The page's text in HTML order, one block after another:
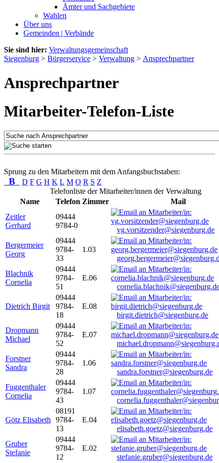
Ämter und Sachgebiete
Wahlen
Über uns
Gemeinden | Verbände
Sie sind hier: Verwaltungsgemeinschaft
Siegenburg > Bürgerservice > Verwaltung > Ansprechpartner
Ansprechpartner
Mitarbeiter-Telefon-Liste
Sprung zu den Mitarbeitern mit dem Anfangsbuchstaben:
B D F G H K L M O R S Z
Telefonliste der Mitarbeiter/innen der Verwaltung
Name
Telefon Zimmer
Mail
Zeitler
Gerhard
09444
9784-0
vg.vorsitzender@siegenburg.de
Bergermeier
Georg
09444
9784-
33
1.03
Blachnik
Cornelia
09444
9784-
51
E.06
Dietrich Birgit
09444
9784-
18
E.08
birgit.dietrich@siegenburg.de
Dropmann
Michael
09444
9784-
52
E.07
Forstner
Sandra
09444
9784-
28
1.06
sandra.forstner@siegenburg.de
Fuggenthaler
Cornelia
09444
9784-
43
1.07
Götz Elisabeth
08191
9784-
13
E.04
elisabeth.goetz@siegenburg.de
Gruber
Stefanie
09444
9784-
12
E.02
stefanie.gruber@siegenburg.de